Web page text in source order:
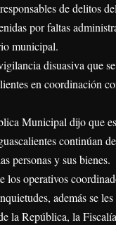
de delitos
por faltas
municipal.
disuasiva que
en coordinación
Municipal dijo que
continúan
personas y sus bienes.
los operativos
además se
la República, la